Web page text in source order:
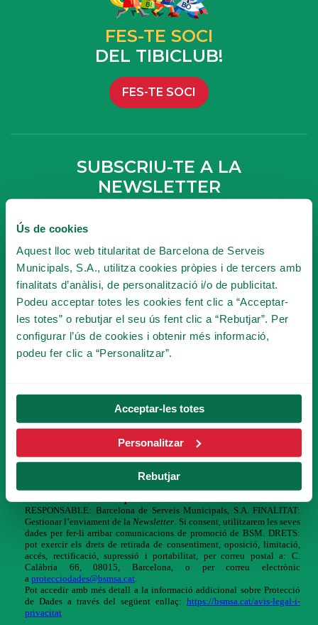
Ús de cookies
Aquest lloc web titularitat de Barcelona de Serveis
Municipals, S.A., utilitza cookies pròpies i de tercers amb
finalitats d’anàlisi, de personalització i/o de publicitat.
Podeu acceptar totes les cookies fent clic a “Acceptar-
les totes” o rebutjar el seu ús fent clic a “Rebutjar”. Per
configurar l’ús de cookies i obtenir més informació,
podeu fer clic a “Personalitzar”.
Acceptar-les totes
Personalitzar
Rebutjar
FES-TE SOCI
DEL TIBICLUB!
FES-TE SOCI
SUBSCRIU-TE A LA
NEWSLETTER
Seràs la primera persona en conèixer les
novetats del Tibidabo!